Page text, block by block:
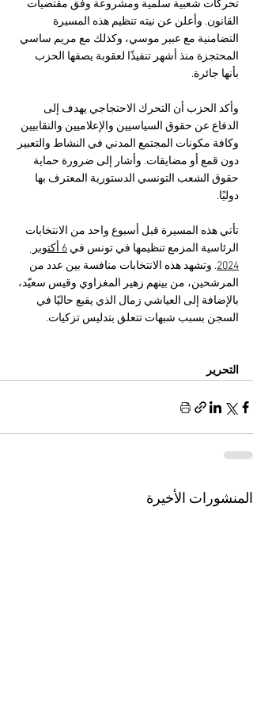
تحركات شعبية سلمية ومشروعة وفق مقتضيات
القانون. وأعلن عن نيته تنظيم هذه المسيرة
التضامنية مع عبير موسي، وكذلك مع مريم ساسي
المحتجزة منذ أشهر تنفيذًا لعقوبة يصفها الحزب
بأنها جائرة.
وأكد الحزب أن التحرك الاحتجاجي يهدف إلى
الدفاع عن حقوق السياسيين والإعلاميين والنقابيين
وكافة مكونات المجتمع المدني في النشاط والتعبير
دون قمع أو مضايقات. وأشار إلى ضرورة حماية
حقوق الشعب التونسي الدستورية المعترف بها
دوليًا.
تأتي هذه المسيرة قبل أسبوع واحد من الانتخابات
الرئاسية المزمع تنظيمها في تونس في
6 أكتوبر
2024. وتشهد هذه الانتخابات منافسة بين عدد من
المرشحين، من بينهم زهير المغزاوي وقيس سعيّد،
بالإضافة إلى العياشي زمال الذي يقبع حاليًا في
السجن بسبب شبهات تتعلق بتدليس تزكيات.
التحرير
المنشورات الأخيرة